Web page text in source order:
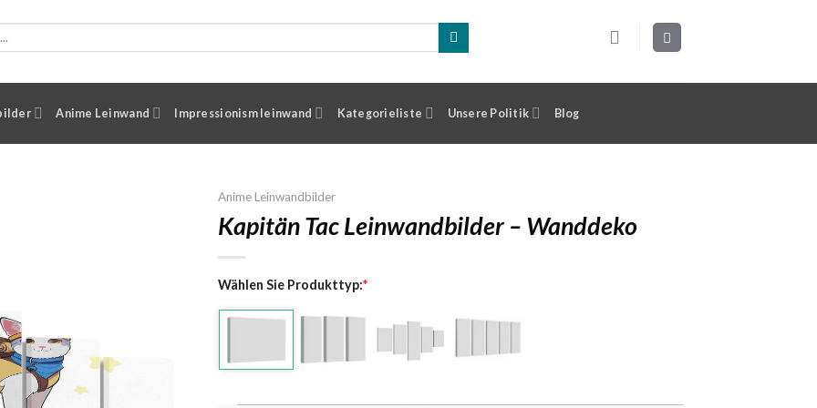
Anime Leinwand Impressionism leinwand Kategorieliste Unsere Politik Blog
Anime Leinwandbilder
Kapitän Tac Leinwandbilder – Wanddeko
Wählen Sie Produkttyp:*